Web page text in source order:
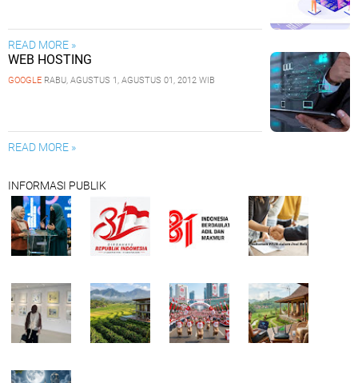
READ MORE »
WEB HOSTING
GOOGLE RABU, AGUSTUS 1, AGUSTUS 01, 2012 WIB
READ MORE »
INFORMASI PUBLIK